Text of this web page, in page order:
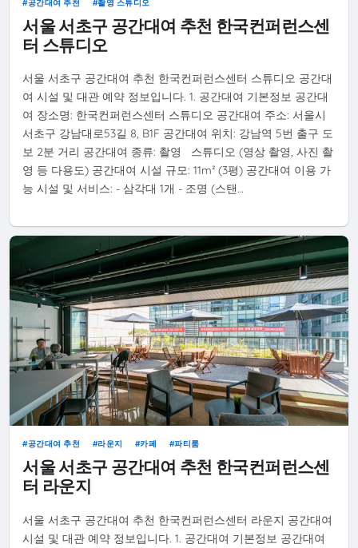
공간대여 추천 촬영 스튜디오
서울 서초구 공간대여 추천 한국컨퍼런스센
터 스튜디오
서울 서초구 공간대여 추천 한국컨퍼런스센터 스튜디오 공간대
여 시설 및 대관 예약 정보입니다. 1. 공간대여 기본정보 공간대
여 장소명: 한국컨퍼런스센터 스튜디오 공간대여 주소: 서울시
서초구 강남대로53길 8, B1F 공간대여 위치: 강남역 5번 출구 도
보 2분 거리 공간대여 종류: 촬영 스튜디오 (영상 촬영, 사진 촬
영 등 다용도) 공간대여 시설 규모: 11m² (3평) 공간대여 이용 가
능 시설 및 서비스: - 삼각대 1개 - 조명 (스탠…
공간대여 추천 라운지 카페 파티룸
서울 서초구 공간대여 추천 한국컨퍼런스센
터 라운지
서울 서초구 공간대여 추천 한국컨퍼런스센터 라운지 공간대여
시설 및 대관 예약 정보입니다. 1. 공간대여 기본정보 공간대여